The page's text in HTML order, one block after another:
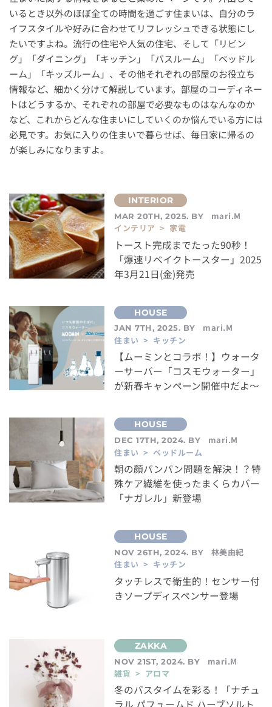
いるとき以外のほぼ全ての時間を過ごす住まいは、自分のラ
イフスタイルや好みに合わせてリフレッシュできる状態にし
たいですよね。流行の住宅や人気の住宅、そして「リビン
グ」「ダイニング」「キッチン」「バスルーム」「ベッドル
ーム」「キッズルーム」、その他それぞれの部屋のお役立ち
情報など、細かく分けて解説しています。部屋のコーディネー
トはどうするか、それぞれの部屋で必要なものはなんなのか
など、これからどんな住まいにしていくのか悩んでいる方には
必見です。お気に入りの住まいで暮らせば、毎日家に帰るの
が楽しみになりますよ。
MAR 20TH, 2025. BY
mari.M
インテリア > 家電
トースト完成までたった90秒！
「爆速リベイクトースター」2025
年3月21日(金)発売
JAN 7TH, 2025. BY
mari.M
住まい > キッチン
【ムーミンとコラボ！】ウォータ
ーサーバー「コスモウォーター」
が新春キャンペーン開催中だよ～
DEC 17TH, 2024. BY
mari.M
住まい > ベッドルーム
朝の顔パンパン問題を解決！？特
殊ケア繊維を使ったまくらカバー
「ナガレル」新登場
NOV 26TH, 2024. BY
林美由紀
住まい > キッチン
タッチレスで衛生的！センサー付
きソープディスペンサー登場
NOV 21ST, 2024. BY
mari.M
雑貨 > アロマ
冬のバスタイムを彩る！「ナチュ